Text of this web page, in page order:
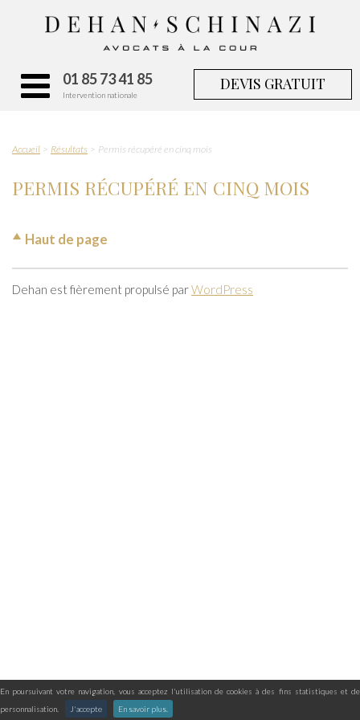
En poursuivant votre navigation, vous acceptez l'utilisation de cookies à des fins statistiques et de
personnalisation.
J'accepte En savoir plus.
01 85 73 41 85
Intervention nationale
DEVIS GRATUIT
Accueil Résultats Permis récupéré en cinq mois
PERMIS RÉCUPÉRÉ EN CINQ MOIS
Haut de page
Dehan est fièrement propulsé parWordPress